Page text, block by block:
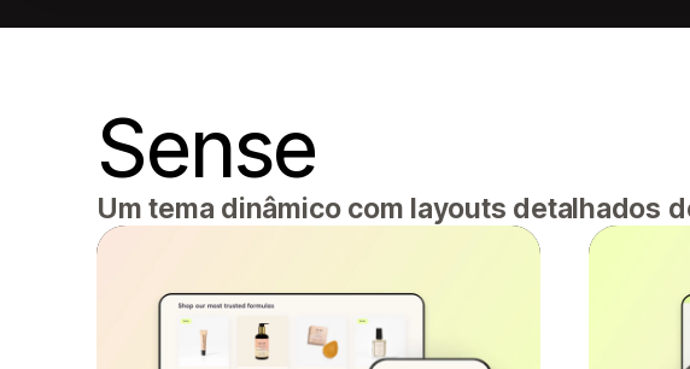
Sense
Um tema dinâmico com layouts detalhados